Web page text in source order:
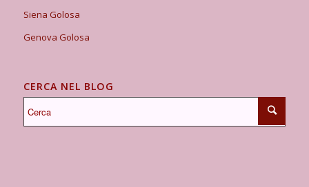
Siena Golosa
Genova Golosa
CERCA NEL BLOG